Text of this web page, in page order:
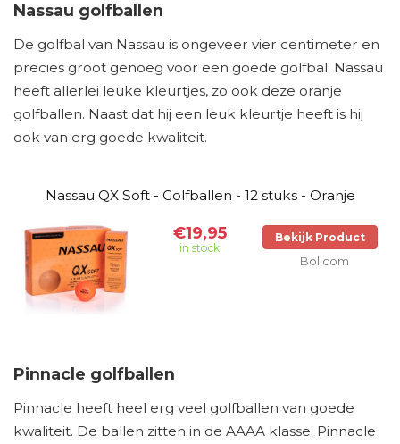
Nassau golfballen
De golfbal van Nassau is ongeveer vier centimeter en
precies groot genoeg voor een goede golfbal. Nassau
heeft allerlei leuke kleurtjes, zo ook deze oranje
golfballen. Naast dat hij een leuk kleurtje heeft is hij
ook van erg goede kwaliteit.
Nassau QX Soft - Golfballen - 12 stuks - Oranje
€19,95
in stock
Bekijk Product
Bol.com
Pinnacle golfballen
Pinnacle heeft heel erg veel golfballen van goede
kwaliteit. De ballen zitten in de AAAA klasse. Pinnacle